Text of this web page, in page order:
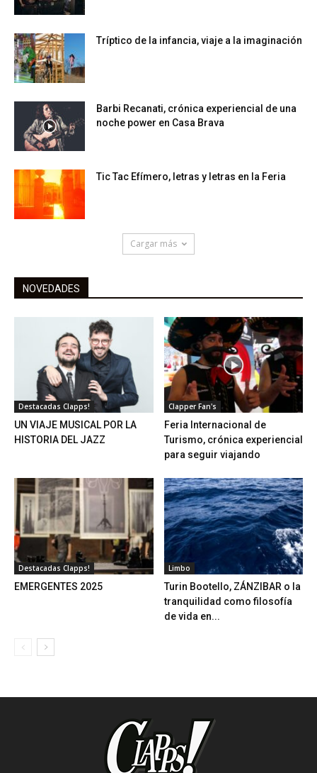
Tríptico de la infancia, viaje a la imaginación
Barbi Recanati, crónica experiencial de una
noche power en Casa Brava
Tic Tac Efímero, letras y letras en la Feria
Cargar más
NOVEDADES
Destacadas Clapps!
UN VIAJE MUSICAL POR LA
HISTORIA DEL JAZZ
Clapper Fan's
Feria Internacional de
Turismo, crónica experiencial
para seguir viajando
Destacadas Clapps!
EMERGENTES 2025
Limbo
Turin Bootello, ZÁNZIBAR o la
tranquilidad como filosofía
de vida en...